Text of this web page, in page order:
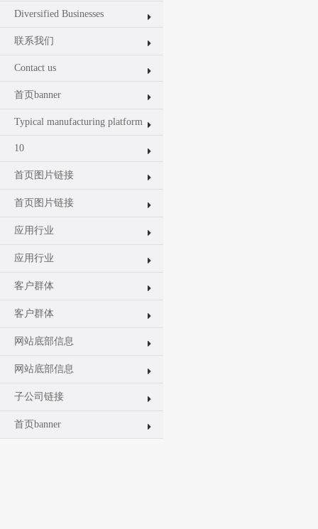
Diversified Businesses
联系我们
Contact us
首页banner
Typical manufacturing platform
10
首页图片链接
首页图片链接
应用行业
应用行业
客户群体
客户群体
网站底部信息
网站底部信息
子公司链接
首页banner